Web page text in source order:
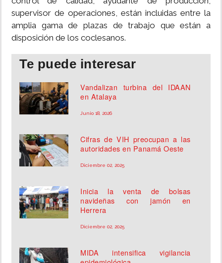
supervisor de operaciones, están incluidas entre la
amplia gama de plazas de trabajo que están a
disposición de los coclesanos.
Te puede interesar
Vandalizan turbina del IDAAN
en Atalaya
Junio 18, 2026
Cifras de VIH preocupan a las
autoridades en Panamá Oeste
Diciembre 02, 2025
Inicia la venta de bolsas
navideñas con jamón en
Herrera
Diciembre 02, 2025
MIDA intensifica vigilancia